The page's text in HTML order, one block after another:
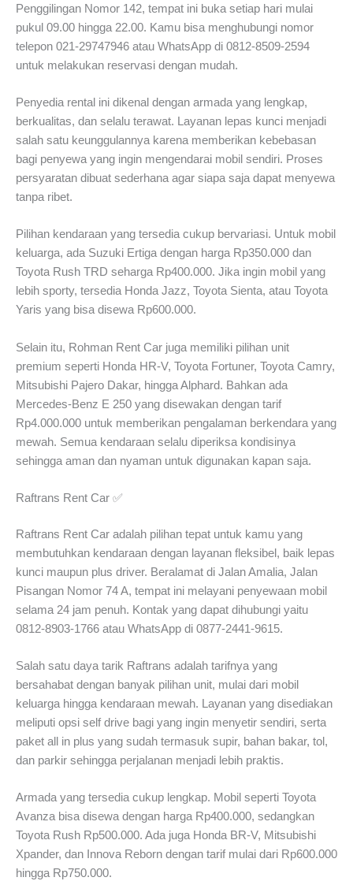
Penggilingan Nomor 142, tempat ini buka setiap hari mulai
pukul 09.00 hingga 22.00. Kamu bisa menghubungi nomor
telepon 021-29747946 atau WhatsApp di 0812-8509-2594
untuk melakukan reservasi dengan mudah.
Penyedia rental ini dikenal dengan armada yang lengkap,
berkualitas, dan selalu terawat. Layanan lepas kunci menjadi
salah satu keunggulannya karena memberikan kebebasan
bagi penyewa yang ingin mengendarai mobil sendiri. Proses
persyaratan dibuat sederhana agar siapa saja dapat menyewa
tanpa ribet.
Pilihan kendaraan yang tersedia cukup bervariasi. Untuk mobil
keluarga, ada Suzuki Ertiga dengan harga Rp350.000 dan
Toyota Rush TRD seharga Rp400.000. Jika ingin mobil yang
lebih sporty, tersedia Honda Jazz, Toyota Sienta, atau Toyota
Yaris yang bisa disewa Rp600.000.
Selain itu, Rohman Rent Car juga memiliki pilihan unit
premium seperti Honda HR-V, Toyota Fortuner, Toyota Camry,
Mitsubishi Pajero Dakar, hingga Alphard. Bahkan ada
Mercedes-Benz E 250 yang disewakan dengan tarif
Rp4.000.000 untuk memberikan pengalaman berkendara yang
mewah. Semua kendaraan selalu diperiksa kondisinya
sehingga aman dan nyaman untuk digunakan kapan saja.
Raftrans Rent Car ✅
Raftrans Rent Car adalah pilihan tepat untuk kamu yang
membutuhkan kendaraan dengan layanan fleksibel, baik lepas
kunci maupun plus driver. Beralamat di Jalan Amalia, Jalan
Pisangan Nomor 74 A, tempat ini melayani penyewaan mobil
selama 24 jam penuh. Kontak yang dapat dihubungi yaitu
0812-8903-1766 atau WhatsApp di 0877-2441-9615.
Salah satu daya tarik Raftrans adalah tarifnya yang
bersahabat dengan banyak pilihan unit, mulai dari mobil
keluarga hingga kendaraan mewah. Layanan yang disediakan
meliputi opsi self drive bagi yang ingin menyetir sendiri, serta
paket all in plus yang sudah termasuk supir, bahan bakar, tol,
dan parkir sehingga perjalanan menjadi lebih praktis.
Armada yang tersedia cukup lengkap. Mobil seperti Toyota
Avanza bisa disewa dengan harga Rp400.000, sedangkan
Toyota Rush Rp500.000. Ada juga Honda BR-V, Mitsubishi
Xpander, dan Innova Reborn dengan tarif mulai dari Rp600.000
hingga Rp750.000.